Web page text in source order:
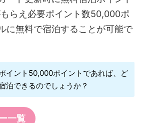
らえ必要ポイント数50,000ポ
に無料で宿泊することが可能で
イント50,000ポイントであれば、ど
泊できるのでしょうか？
一覧